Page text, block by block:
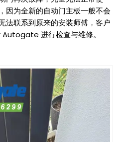
因为全新的自动门主板一般不会
法联系到原来的安装师傅，客户
Autogate 进行检查与维修。